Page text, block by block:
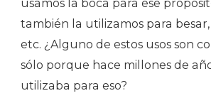
usamos la boca para ese
también la utilizamos para
etc. ¿Alguno de estos usos son
sólo porque hace millones de
utilizaba para eso?